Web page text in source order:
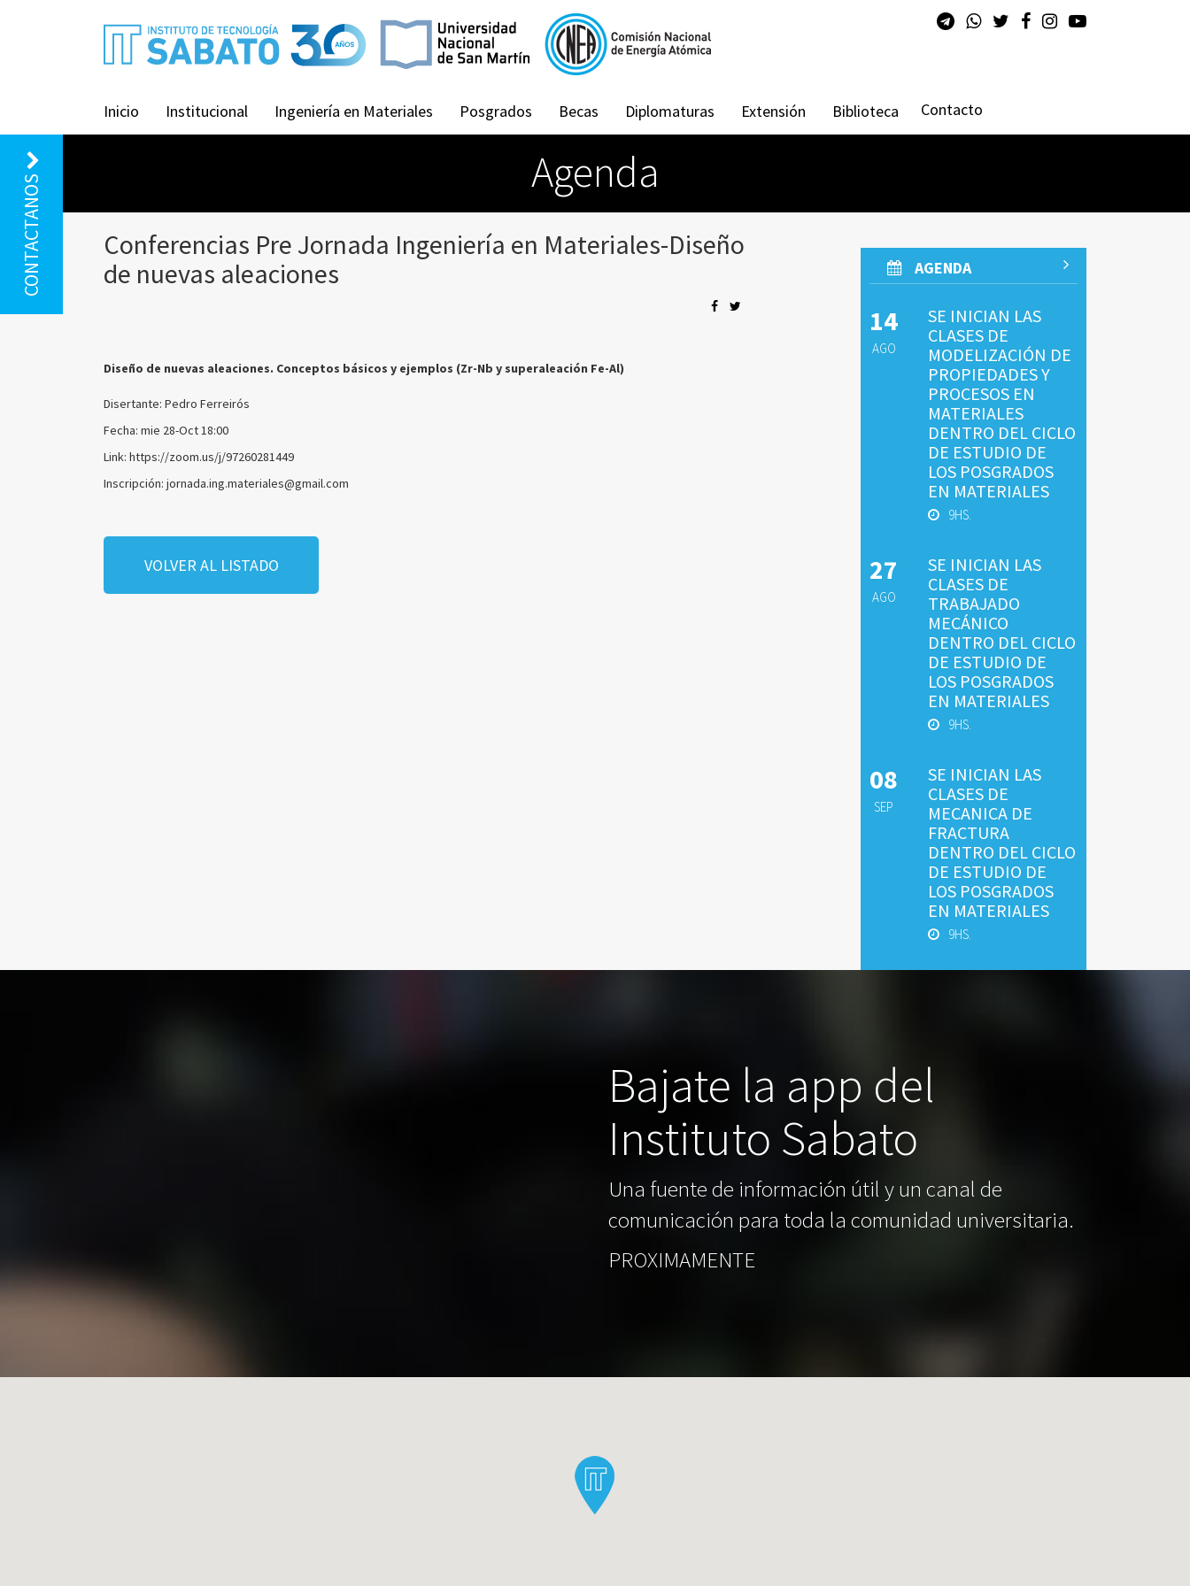
Inicio Institucional Ingeniería en Materiales Posgrados Becas Diplomaturas Extensión Biblioteca Contacto
CONTACTANOS Agenda
Conferencias Pre Jornada Ingeniería en Materiales-Diseño
de nuevas aleaciones
Diseño de nuevas aleaciones. Conceptos básicos y ejemplos (Zr-Nb y superaleación Fe-Al)
Disertante: Pedro Ferreirós
Fecha: mie 28-Oct 18:00
Link: https://zoom.us/j/97260281449
Inscripción: jornada.ing.materiales@gmail.com
VOLVER AL LISTADO
AGENDA
14
AGO
SE INICIAN LAS
CLASES DE
MODELIZACIÓN DE
PROPIEDADES Y
PROCESOS EN
MATERIALES
DENTRO DEL CICLO
DE ESTUDIO DE
LOS POSGRADOS
EN MATERIALES
9HS.
27
AGO
SE INICIAN LAS
CLASES DE
TRABAJADO
MECÁNICO
DENTRO DEL CICLO
DE ESTUDIO DE
LOS POSGRADOS
EN MATERIALES
9HS.
08
SEP
SE INICIAN LAS
CLASES DE
MECANICA DE
FRACTURA
DENTRO DEL CICLO
DE ESTUDIO DE
LOS POSGRADOS
EN MATERIALES
9HS.
Bajate la app del
Instituto Sabato
Una fuente de información útil y un canal de
comunicación para toda la comunidad universitaria.
PROXIMAMENTE